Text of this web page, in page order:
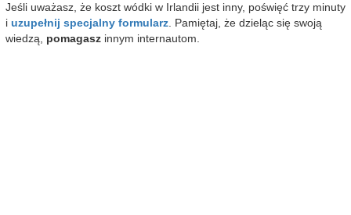
Jeśli uważasz, że koszt wódki w Irlandii jest inny, poświęć trzy minuty
i uzupełnij specjalny formularz . Pamiętaj, że dzieląc się swoją
wiedzą, pomagasz innym internautom.